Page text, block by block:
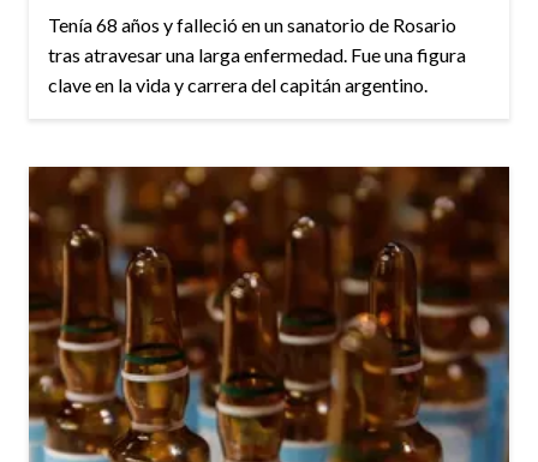
Tenía 68 años y falleció en un sanatorio de Rosario
tras atravesar una larga enfermedad. Fue una figura
clave en la vida y carrera del capitán argentino.